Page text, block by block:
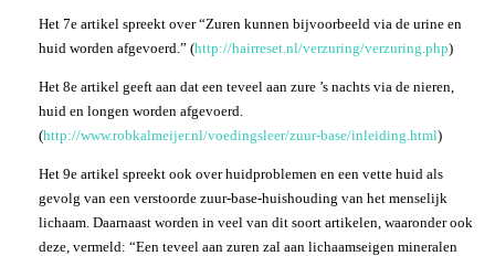
Het 7e artikel spreekt over “Zuren kunnen bijvoorbeeld via de urine en
huid worden afgevoerd.” (http://hairreset.nl/verzuring/verzuring.php)
Het 8e artikel geeft aan dat een teveel aan zure ’s nachts via de nieren,
huid en longen worden afgevoerd.
(http://www.robkalmeijer.nl/voedingsleer/zuur-base/inleiding.html)
Het 9e artikel spreekt ook over huidproblemen en een vette huid als
gevolg van een verstoorde zuur-base-huishouding van het menselijk
lichaam. Daarnaast worden in veel van dit soort artikelen, waaronder ook
deze, vermeld: “Een teveel aan zuren zal aan lichaamseigen mineralen